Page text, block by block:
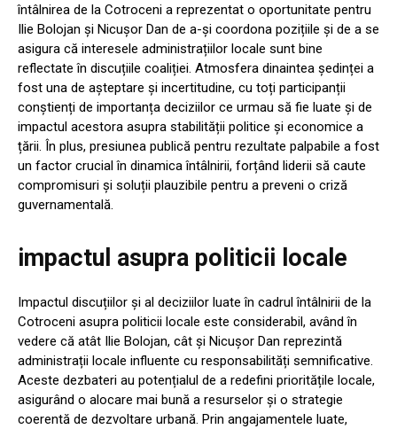
întâlnirea de la Cotroceni a reprezentat o oportunitate pentru
Ilie Bolojan și Nicușor Dan de a-și coordona pozițiile și de a se
asigura că interesele administrațiilor locale sunt bine
reflectate în discuțiile coaliției. Atmosfera dinaintea ședinței a
fost una de așteptare și incertitudine, cu toți participanții
conștienți de importanța deciziilor ce urmau să fie luate și de
impactul acestora asupra stabilității politice și economice a
țării. În plus, presiunea publică pentru rezultate palpabile a fost
un factor crucial în dinamica întâlnirii, forțând liderii să caute
compromisuri și soluții plauzibile pentru a preveni o criză
guvernamentală.
impactul asupra politicii locale
Impactul discuțiilor și al deciziilor luate în cadrul întâlnirii de la
Cotroceni asupra politicii locale este considerabil, având în
vedere că atât Ilie Bolojan, cât și Nicușor Dan reprezintă
administrații locale influente cu responsabilități semnificative.
Aceste dezbateri au potențialul de a redefini prioritățile locale,
asigurând o alocare mai bună a resurselor și o strategie
coerentă de dezvoltare urbană. Prin angajamentele luate,